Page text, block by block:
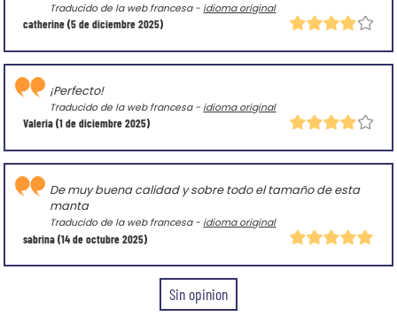
catherine(5 de diciembre 2025)
Traducido de la web francesa - idioma original
Valeria(1 de diciembre 2025)
¡Perfecto!
Traducido de la web francesa - idioma original
sabrina(14 de octubre 2025)
De muy buena calidad y sobre todo el tamaño de esta
manta
Traducido de la web francesa - idioma original
Sin opinion